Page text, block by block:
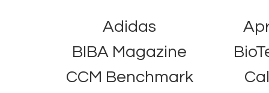
Adidas
BIBA Magazine
CCM Benchmark